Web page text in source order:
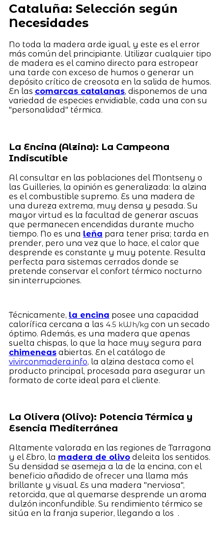
Cataluña: Selección según
Necesidades
No toda la madera arde igual, y este es el error
más común del principiante. Utilizar cualquier tipo
de madera es el camino directo para estropear
una tarde con exceso de humos o generar un
depósito crítico de creosota en la salida de humos.
En las comarcas catalanas, disponemos de una
variedad de especies envidiable, cada una con su
"personalidad" térmica.
La Encina (Alzina): La Campeona
Indiscutible
Al consultar en las poblaciones del Montseny o
las Guilleries, la opinión es generalizada: la alzina
es el combustible supremo. Es una madera de
una dureza extrema, muy densa y pesada. Su
mayor virtud es la facultad de generar ascuas
que permanecen encendidas durante mucho
tiempo. No es una leña para tener prisa; tarda en
prender, pero una vez que lo hace, el calor que
desprende es constante y muy potente. Resulta
perfecta para sistemas cerrados donde se
pretende conservar el confort térmico nocturno
sin interrupciones.
Técnicamente, la encina posee una capacidad
calorífica cercana a las 4.5 kWh/kg con un secado
óptimo. Además, es una madera que apenas
suelta chispas, lo que la hace muy segura para
chimeneasabiertas. En el catálogo de
vivirconmadera.info, la alzina destaca como el
producto principal, procesada para asegurar un
formato de corte ideal para el cliente.
La Olivera (Olivo): Potencia Térmica y
Esencia Mediterránea
Altamente valorada en las regiones de Tarragona
y el Ebro, la madera de olivodeleita los sentidos.
Su densidad se asemeja a la de la encina, con el
beneficio añadido de ofrecer una llama más
brillante y visual. Es una madera "nerviosa",
retorcida, que al quemarse desprende un aroma
dulzón inconfundible. Su rendimiento térmico se
sitúa en la franja superior, llegando a los .